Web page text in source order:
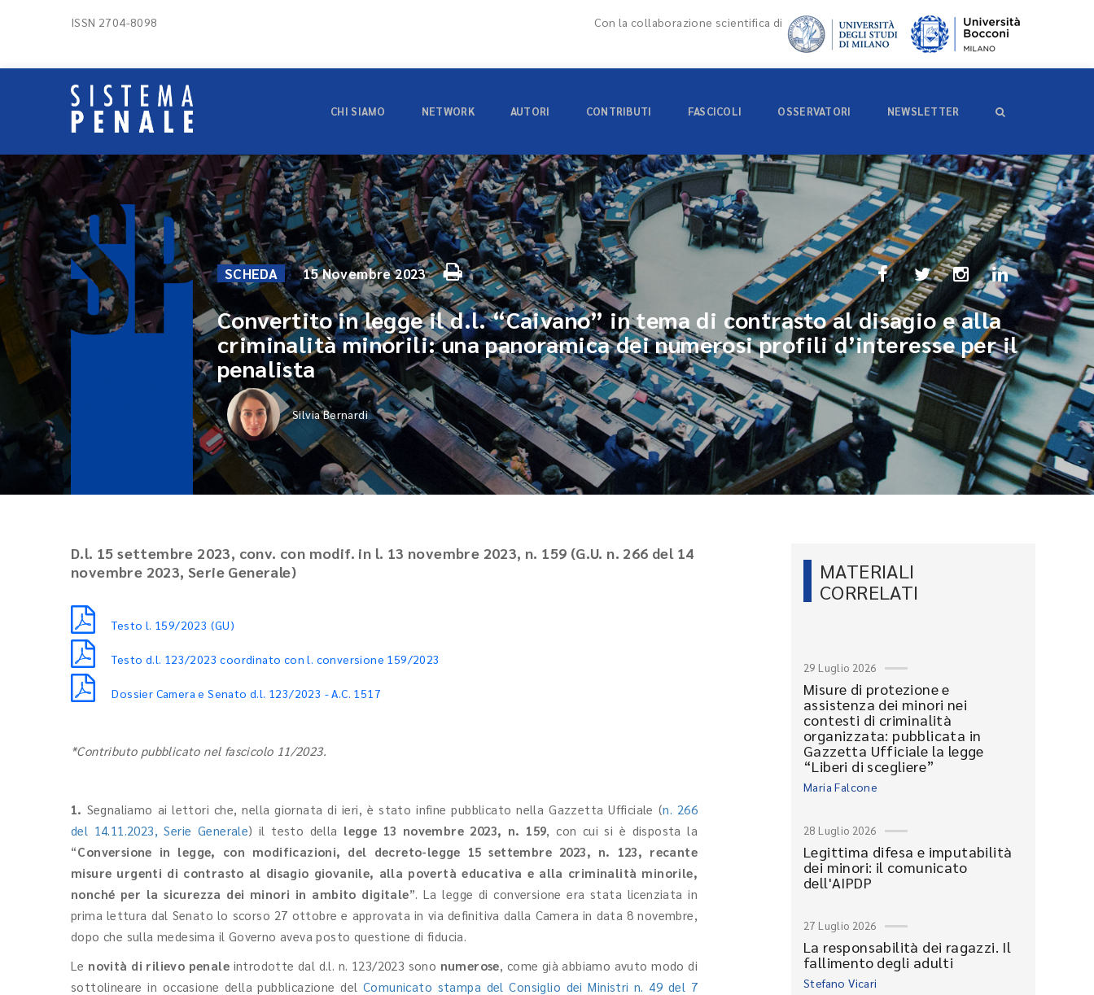
ISSN 2704-8098 Con la collaborazione scientifica di
CHI SIAMO NETWORK AUTORI CONTRIBUTI FASCICOLI OSSERVATORI NEWSLETTER
SCHEDA 15 Novembre 2023
Convertito in legge il d.l. “Caivano” in tema di contrasto al disagio e alla
criminalità minorili: una panoramica dei numerosi profili d’interesse per il
penalista
Silvia Bernardi
D.l. 15 settembre 2023, conv. con modif. in l. 13 novembre 2023, n. 159 (G.U. n. 266 del 14
novembre 2023, Serie Generale)
Testo l. 159/2023 (GU)
Testo d.l. 123/2023 coordinato con l. conversione 159/2023
Dossier Camera e Senato d.l. 123/2023 - A.C. 1517
*Contributo pubblicato nel fascicolo 11/2023.
1. Segnaliamo ai lettori che, nella giornata di ieri, è stato infine pubblicato nella Gazzetta Ufficiale (n. 266
del 14.11.2023, Serie Generale) il testo della legge 13 novembre 2023, n. 159, con cui si è disposta la
“Conversione in legge, con modificazioni, del decreto-legge 15 settembre 2023, n. 123, recante
misure urgenti di contrasto al disagio giovanile, alla povertà educativa e alla criminalità minorile,
nonché per la sicurezza dei minori in ambito digitale”. La legge di conversione era stata licenziata in
prima lettura dal Senato lo scorso 27 ottobre e approvata in via definitiva dalla Camera in data 8 novembre,
dopo che sulla medesima il Governo aveva posto questione di fiducia.
Le novità di rilievo penale introdotte dal d.l. n. 123/2023 sono numerose, come già abbiamo avuto modo di
sottolineare in occasione della pubblicazione delComunicato stampa del Consiglio dei Ministri n. 49 del 7
MATERIALI
CORRELATI
29 Luglio 2026
Misure di protezione e
assistenza dei minori nei
contesti di criminalità
organizzata: pubblicata in
Gazzetta Ufficiale la legge
“Liberi di scegliere”
Maria Falcone
28 Luglio 2026
Legittima difesa e imputabilità
dei minori: il comunicato
dell'AIPDP
27 Luglio 2026
La responsabilità dei ragazzi. Il
fallimento degli adulti
Stefano Vicari